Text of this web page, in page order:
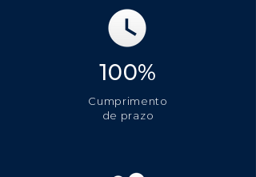
100%
Cumprimento
de prazo